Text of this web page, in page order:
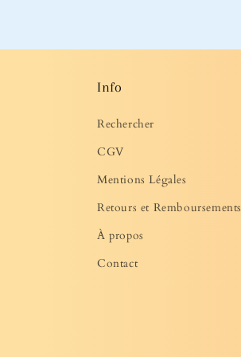
Info
Rechercher
CGV
Mentions Légales
Retours et Remboursements
À propos
Contact